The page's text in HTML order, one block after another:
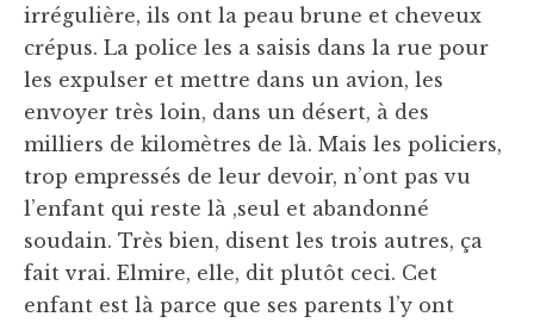
irrégulière, ils ont la peau brune et cheveux
crépus. La police les a saisis dans la rue pour
les expulser et mettre dans un avion, les
envoyer très loin, dans un désert, à des
milliers de kilomètres de là. Mais les policiers,
trop empressés de leur devoir, n’ont pas vu
l’enfant qui reste là ,seul et abandonné
soudain. Très bien, disent les trois autres, ça
fait vrai. Elmire, elle, dit plutôt ceci. Cet
enfant est là parce que ses parents l’y ont